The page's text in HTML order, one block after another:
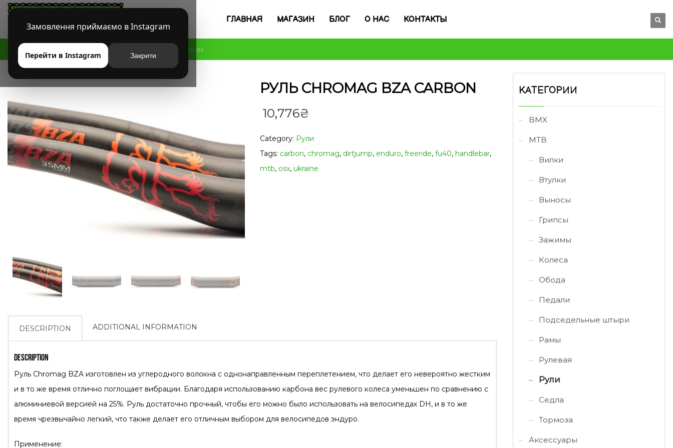
Замовлення приймаємо в Instagram
Перейти в Instagram Закрити
ГЛАВНАЯ МАГАЗИН БЛОГ О НАС КОНТАКТЫ
HOME РУЛИ РУЛЬ CHROMAG BZA CARBON
РУЛЬ CHROMAG BZA CARBON
10,776₴
Category: Рули
Tags: carbon, chromag, dirtjump, enduro, freeride, fu40, handlebar,
mtb, osx, ukraine
DESCRIPTION ADDITIONAL INFORMATION
DESCRIPTION
Руль Chromag BZA изготовлен из углеродного волокна с однонаправленным переплетением, что делает его невероятно жестким
и в то же время отлично поглощает вибрации. Благодаря использованию карбона вес рулевого колеса уменьшен по сравнению с
алюминиевой версией на 25%. Руль достаточно прочный, чтобы его можно было использовать на велосипедах DH, и в то же
время чрезвычайно легкий, что также делает его отличным выбором для велосипедов эндуро.
Применение:
КАТЕГОРИИ
BMX
MTB
Вилки
Втулки
Выносы
Грипсы
Зажимы
Колеса
Обода
Педали
Подседельные штыри
Рамы
Рулевая
Рули
Седла
Тормоза
Аксессуары